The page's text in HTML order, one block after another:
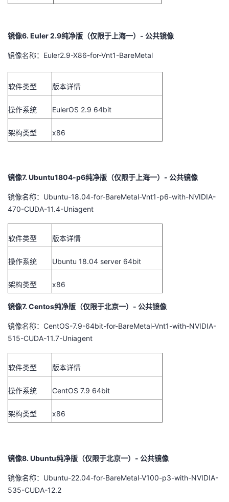
镜像6. Euler 2.9纯净版（仅限于上海一）- 公共镜像
镜像名称：Euler2.9-X86-for-Vnt1-BareMetal
软件类型 版本详情
操作系统 EulerOS 2.9 64bit
架构类型 x86
镜像7. Ubuntu1804-p6纯净版（仅限于上海一）- 公共镜像
镜像名称：Ubuntu-18.04-for-BareMetal-Vnt1-p6-with-NVIDIA-
470-CUDA-11.4-Uniagent
软件类型 版本详情
操作系统 Ubuntu 18.04 server 64bit
架构类型 x86
镜像7. Centos纯净版（仅限于北京一）- 公共镜像
镜像名称： CentOS-7.9-64bit-for-BareMetal-Vnt1-with-NVIDIA-
515-CUDA-11.7-Uniagent
软件类型 版本详情
操作系统 CentOS 7.9 64bit
架构类型 x86
镜像8. Ubuntu纯净版（仅限于北京一）- 公共镜像
镜像名称：Ubuntu-22.04-for-BareMetal-V100-p3-with-NVIDIA-
535-CUDA-12.2